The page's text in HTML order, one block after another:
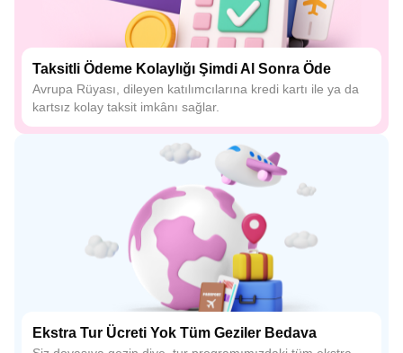
Taksitli Ödeme Kolaylığı Şimdi Al Sonra Öde
Avrupa Rüyası, dileyen katılımcılarına kredi kartı ile ya da
kartsız kolay taksit imkânı sağlar.
Ekstra Tur Ücreti Yok Tüm Geziler Bedava